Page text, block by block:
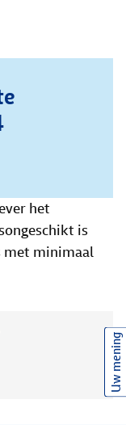
het
is
met minimaal
Uw mening